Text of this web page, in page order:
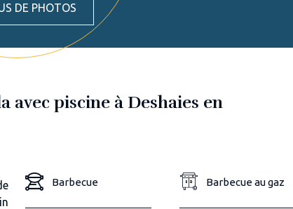
DE PHOTOS
avec piscine à Deshaies en
Barbecue Barbecue au gaz